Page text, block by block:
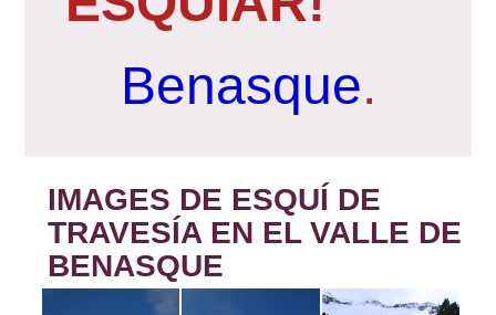
Benasque.
IMAGES DE ESQUÍ DE
TRAVESÍA EN EL VALLE DE
BENASQUE